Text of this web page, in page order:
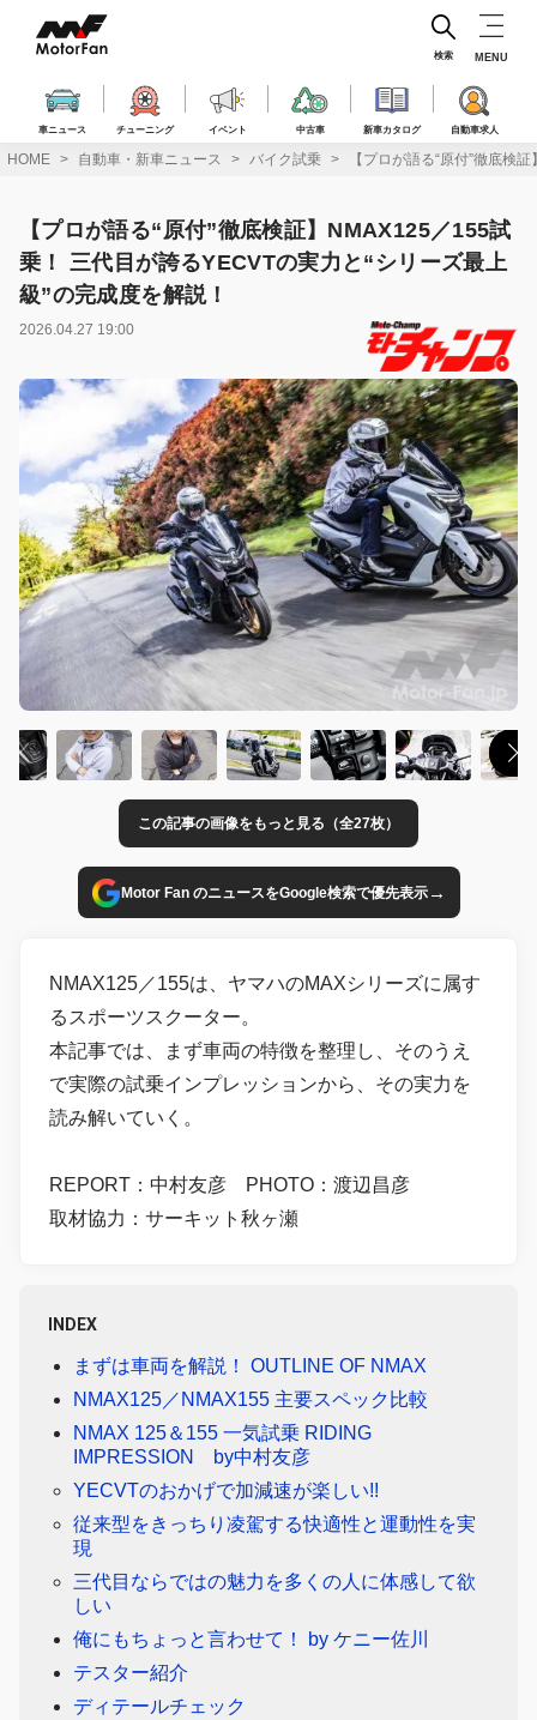
ス
車ニュース チューニング イベント 中古車 新車カタログ 自動車求人
検索 MENU
HOME 自動車・新車ニュース バイク試乗 【プロが語る“原付”徹底検
【プロが語る“原付”徹底検証】NMAX125／155試
乗！ 三代目が誇るYECVTの実力と“シリーズ最上
級”の完成度を解説！
2026.04.27 19:00
この記事の画像をもっと見る（全27枚）
Motor Fan のニュースをGoogle検索で優先表示→
NMAX125／155は、ヤマハのMAXシリーズに属す
るスポーツスクーター。
本記事では、まず車両の特徴を整理し、そのうえ
で実際の試乗インプレッションから、その実力を
読み解いていく。
REPORT：中村友彦 PHOTO：渡辺昌彦
取材協力：サーキット秋ヶ瀬
INDEX
まずは車両を解説！ OUTLINE OF NMAX
NMAX125／NMAX155 主要スペック比較
NMAX 125＆155 一気試乗 RIDING
IMPRESSION by中村友彦
YECVTのおかげで加減速が楽しい!!
従来型をきっちり凌駕する快適性と運動性を実
現
三代目ならではの魅力を多くの人に体感して欲
しい
俺にもちょっと言わせて！ by ケニー佐川
テスター紹介
ディテールチェック